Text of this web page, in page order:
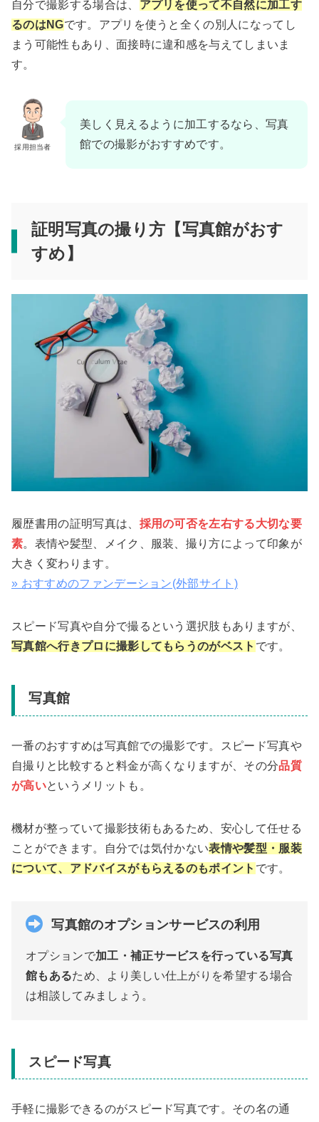
自分で撮影する場合は、 アプリを使って不自然に加工す
るのはNGです。アプリを使うと全くの別人になってし
まう可能性もあり、面接時に違和感を与えてしまいま
す。
採用担当者
美しく見えるように加工するなら、写真
館での撮影がおすすめです。
証明写真の撮り方【写真館がおす
すめ】
履歴書用の証明写真は、 採用の可否を左右する大切な要
素。表情や髪型、メイク、服装、撮り方によって印象が
大きく変わります。
» おすすめのファンデーション(外部サイト)
スピード写真や自分で撮るという選択肢もありますが、
写真館へ行きプロに撮影してもらうのがベスト です。
写真館
一番のおすすめは写真館での撮影です。スピード写真や
自撮りと比較すると料金が高くなりますが、その分品質
が高いというメリットも。
機材が整っていて撮影技術もあるため、安心して任せる
ことができます。自分では気付かない表情や髪型・服装
について、アドバイスがもらえるのもポイント です。
写真館のオプションサービスの利用
オプションで加工・補正サービスを行っている写真
館もあるため、より美しい仕上がりを希望する場合
は相談してみましょう。
スピード写真
手軽に撮影できるのがスピード写真です。その名の通